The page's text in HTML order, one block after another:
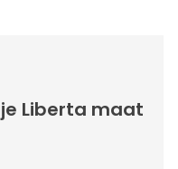
Liberta maat